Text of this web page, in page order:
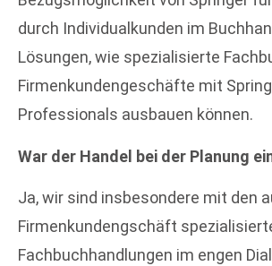
durch Individualkunden im
Lösungen, wie spezialisierte
Firmenkundengeschäfte mit
Professionals ausbauen können.
War der Handel bei der Planung
Ja, wir sind insbesondere mit den
Firmenkundengschäft
Fachbuchhandlungen im engen